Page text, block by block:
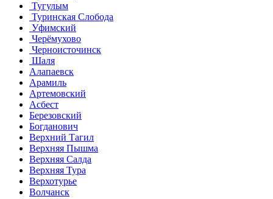
Тугулым
Туринская Слобода
Уфимский
Черёмухово
Черноисточинск
Шаля
Алапаевск
Арамиль
Артемовский
Асбест
Березовский
Богданович
Верхний Тагил
Верхняя Пышма
Верхняя Салда
Верхняя Тура
Верхотурье
Волчанск